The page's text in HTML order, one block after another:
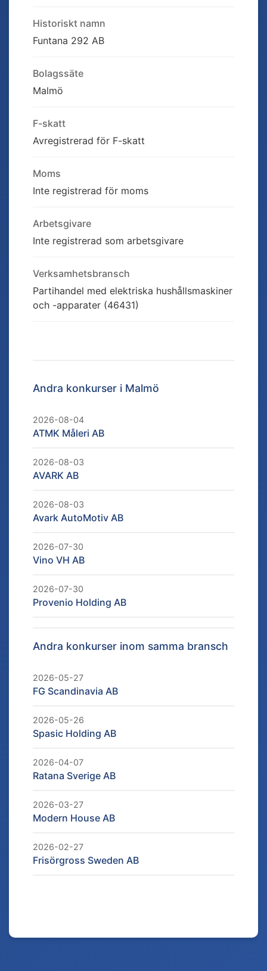
Historiskt namn
Funtana 292 AB
Bolagssäte
Malmö
F-skatt
Avregistrerad för F-skatt
Moms
Inte registrerad för moms
Arbetsgivare
Inte registrerad som arbetsgivare
Verksamhetsbransch
Partihandel med elektriska hushållsmaskiner
och -apparater (46431)
Andra konkurser i Malmö
2026-08-04
ATMK Måleri AB
2026-08-03
AVARK AB
2026-08-03
Avark AutoMotiv AB
2026-07-30
Vino VH AB
2026-07-30
Provenio Holding AB
Andra konkurser inom samma bransch
2026-05-27
FG Scandinavia AB
2026-05-26
Spasic Holding AB
2026-04-07
Ratana Sverige AB
2026-03-27
Modern House AB
2026-02-27
Frisörgross Sweden AB